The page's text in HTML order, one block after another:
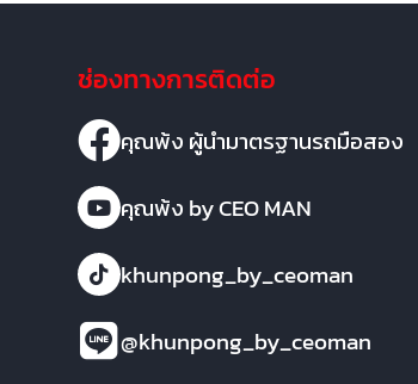
ช่องทางการติดต่อ
คุณพ้ง ผู้นำมาตรฐานรถมือสอง
คุณพ้ง by CEO MAN
khunpong_by_ceoman
@khunpong_by_ceoman